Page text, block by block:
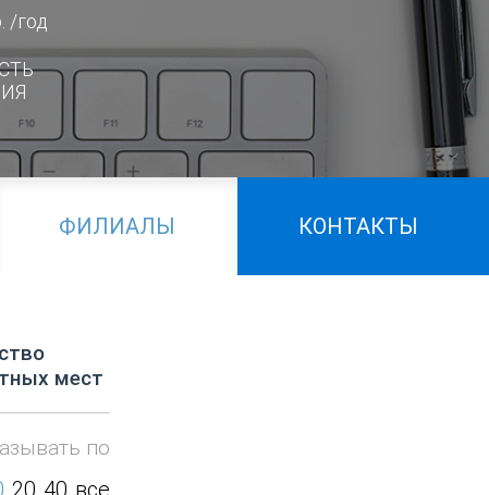
/год
ФИЛИАЛЫ КОНТАКТЫ
мест
по